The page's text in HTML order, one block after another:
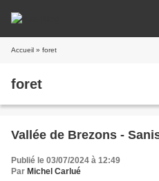
Accueil » foret
foret
Publié le 03/07/2024 à 12:49
Par Michel Carlué